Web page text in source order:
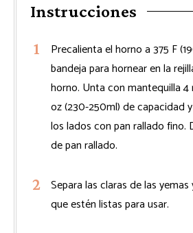
Instrucciones
Precalienta el horno a 375 F
bandeja para hornear en la
horno. Unta con mantequilla
oz (230-250ml) de capacidad
los lados con pan rallado fino.
de pan rallado.
Separa las claras de las
que estén listas para usar.